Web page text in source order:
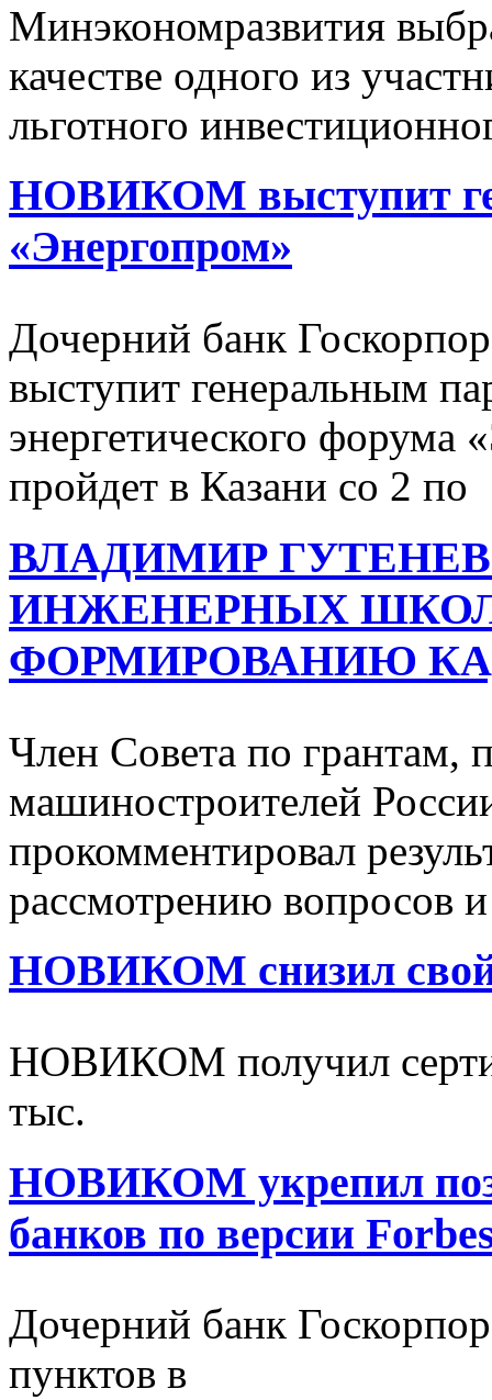
Минэкономразвития
качестве одного из
льготного
НОВИКОМ выступит
«Энергопром»
Дочерний банк
выступит генеральным
энергетического форума
пройдет в Казани со 2 по
ВЛАДИМИР
ИНЖЕНЕРНЫХ
ФОРМИРОВАНИЮ
Член Совета по грантам,
машиностроителей
прокомментировал
рассмотрению вопросов
НОВИКОМ снизил свой
НОВИКОМ получил
тыс.
НОВИКОМ укрепил
банков по версии
Дочерний банк
пунктов в